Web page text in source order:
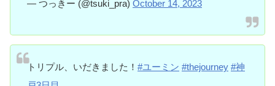
— つっきー (@tsuki_pra) October 14, 2023
トリプル、いだきました！ #ユーミン #thejourney #神